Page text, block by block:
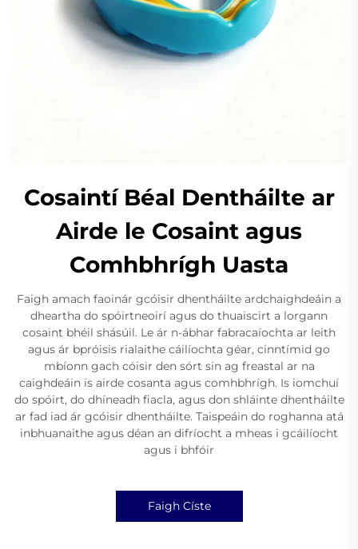
Cosaintí Béal Dentháilte ar
Airde le Cosaint agus
Comhbhrígh Uasta
Faigh amach faoinár gcóisir dhentháilte ardchaighdeáin a
dheartha do spóirtneoirí agus do thuaiscirt a lorgann
cosaint bhéil shásúil. Le ár n-ábhar fabracaíochta ar leith
agus ár bpróisis rialaithe cáilíochta géar, cinntímid go
mbíonn gach cóisir den sórt sin ag freastal ar na
caighdeáin is airde cosanta agus comhbhrígh. Is iomchuí
do spóirt, do dhíneadh fiacla, agus don shláinte dhentháilte
ar fad iad ár gcóisir dhentháilte. Taispeáin do roghanna atá
inbhuanaithe agus déan an difríocht a mheas i gcáilíocht
agus i bhfóir
Faigh Císte